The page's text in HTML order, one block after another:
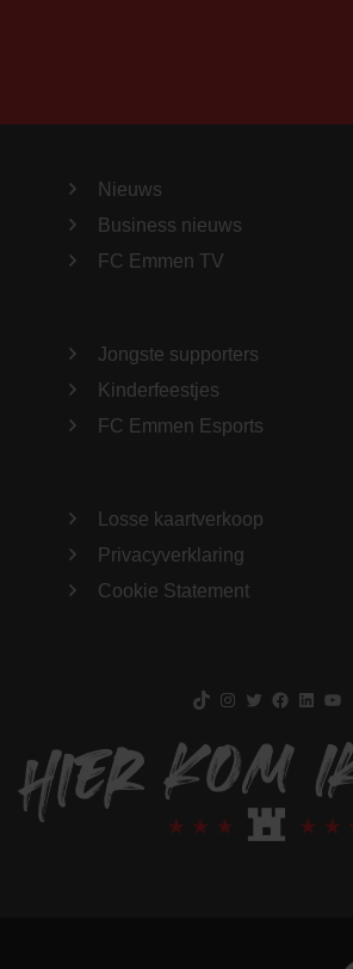
Nieuws
Business nieuws
FC Emmen TV
Jongste supporters
Kinderfeestjes
FC Emmen Esports
Losse kaartverkoop
Privacyverklaring
Cookie Statement